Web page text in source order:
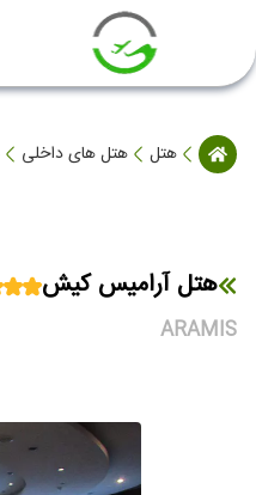
هتل هتل های داخلی
هتل آرامیس کیش
ARAMIS